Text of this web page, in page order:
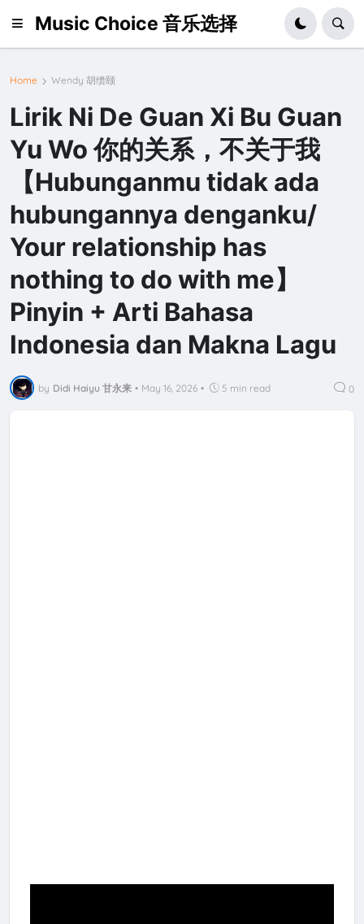
Music Choice 音乐选择
Home Wendy 胡缋颐
Lirik Ni De Guan Xi Bu Guan
Yu Wo 你的关系，不关于我
【Hubunganmu tidak ada
hubungannya denganku/
Your relationship has
nothing to do with me】
Pinyin + Arti Bahasa
Indonesia dan Makna Lagu
by Didi Haiyu 甘永来 • May 16, 2026 • 5 min read 0